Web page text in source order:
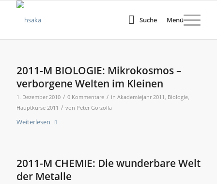
Suche Menü
2011-M BIOLOGIE: Mikrokosmos –
verborgene Welten im Kleinen
1. Dezember 2010 / 0 Kommentare / in Akademiejahr 2011 , Biologie,
Hauptkurse 2011 / von Peter Gorzolla
Weiterlesen
2011-M CHEMIE: Die wunderbare Welt
der Metalle